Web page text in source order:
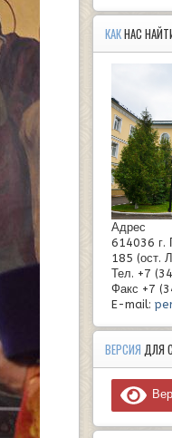
КАКНАС
Адрес
614036 г.
185 (ост.
Тел. +7
Факс +7
E-mail:
ВЕРСИЯ ДЛЯ